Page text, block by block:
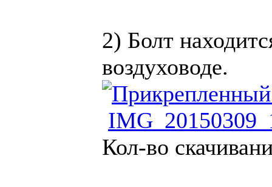
2) Болт
воздуховоде.
Кол-во